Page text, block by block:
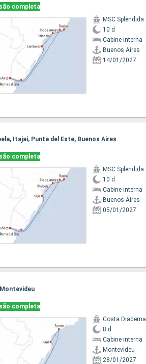
completa
MSC Splendida
10 d
Cabine interna
Buenos Aires
14/01/2027
Itajai, Punta del Este, Buenos Aires
completa
MSC Splendida
10 d
Cabine interna
Buenos Aires
05/01/2027
completa
Costa Diadema
8 d
Cabine interna
Montevideu
28/01/2027